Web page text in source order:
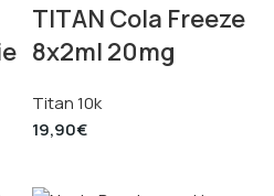
TITAN Cola Freeze
8x2ml 20mg
Titan 10k
19,90€